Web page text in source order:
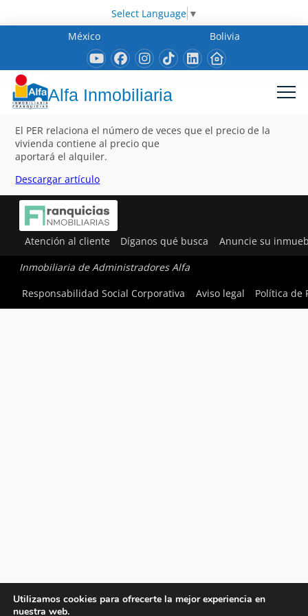
Select Language ▼
México
Bolivia
Alfa Inmobiliaria
El PER relaciona el número de veces que el precio de la
vivienda contiene al precio que
aportará el alquiler.
Descargar artículo
Atención al cliente Díganos qué busca Anuncie su
Inmobiliaria de Administradores Alfa
Responsabilidad Social Corporativa
Aviso legal Política de
Utilizamos cookies para ofrecerte la mejor experiencia en
nuestra web.